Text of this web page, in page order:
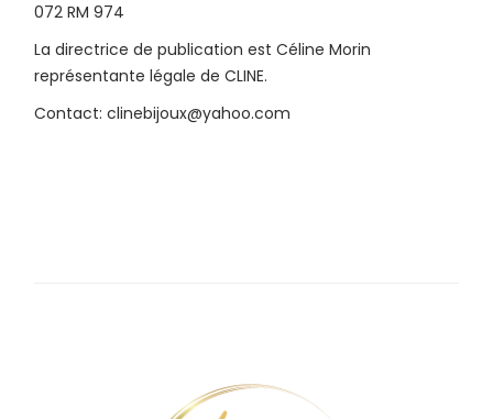
072 RM 974
La directrice de publication est Céline Morin
représentante légale de CLINE.
Contact: clinebijoux@yahoo.com